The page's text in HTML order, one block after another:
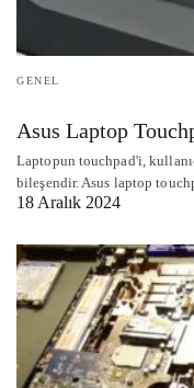
GENEL
Asus Laptop
Laptopun touchpad'i,
bileşendir. Asus laptop
18 Aralık 2024